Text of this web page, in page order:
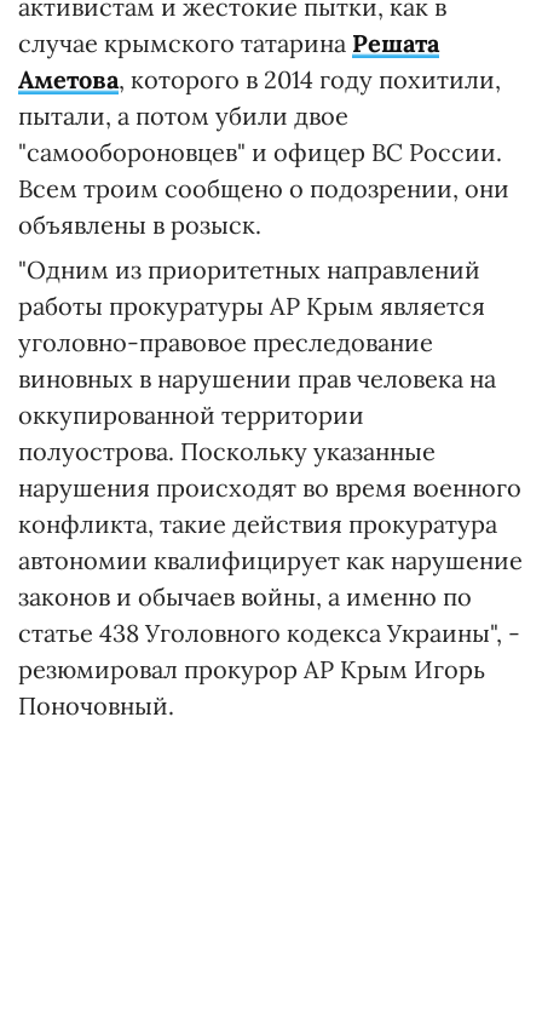
активистам и жестокие пытки, как в
случае крымского татарина Решата
Аметова, которого в 2014 году похитили,
пытали, а потом убили двое
"самообороновцев" и офицер ВС России.
Всем троим сообщено о подозрении, они
объявлены в розыск.
"Одним из приоритетных направлений
работы прокуратуры АР Крым является
уголовно-правовое преследование
виновных в нарушении прав человека на
оккупированной территории
полуострова. Поскольку указанные
нарушения происходят во время военного
конфликта, такие действия прокуратура
автономии квалифицирует как нарушение
законов и обычаев войны, а именно по
статье 438 Уголовного кодекса Украины", -
резюмировал прокурор АР Крым Игорь
Поночовный.